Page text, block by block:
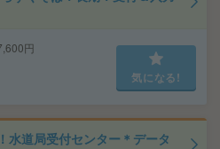
円
気になる!
水道局受付センター＊データ